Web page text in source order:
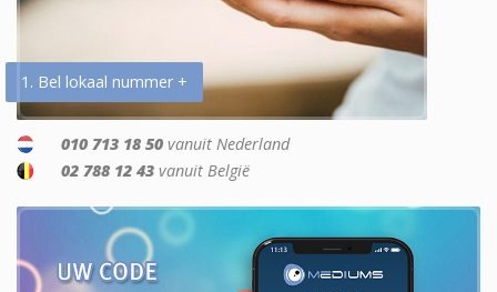
1. Bel lokaal nummer +
010 713 18 50 vanuit Nederland
02 788 12 43 vanuit België